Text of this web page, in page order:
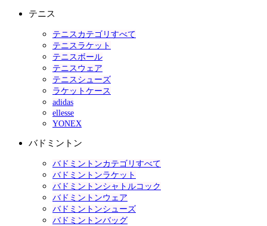
テニス
テニスカテゴリすべて
テニスラケット
テニスボール
テニスウェア
テニスシューズ
ラケットケース
adidas
ellesse
YONEX
バドミントン
バドミントンカテゴリすべて
バドミントンラケット
バドミントンシャトルコック
バドミントンウェア
バドミントンシューズ
バドミントンバッグ